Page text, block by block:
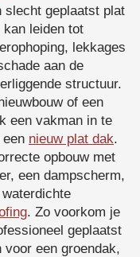
slecht geplaatst plat
kan leiden tot
lekkages
aan de
structuur.
of een
een vakman in te
nieuw plat dak.
opbouw met
een dampscherm,
. Zo voorkom je
geplaatst
een groendak,